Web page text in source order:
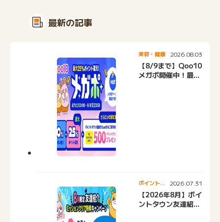
最新の記事
美容・健康 2026.08.03
【8/9まで】Qoo10
メガポ開催中！最大
ポイントタ
ウンニュー
ス
2026.07.31
【2026年8月】ポイ
ントタウン友達紹介